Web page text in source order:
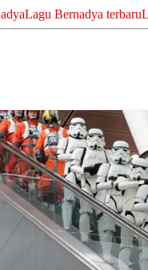
Lagu Bernadya terbaru